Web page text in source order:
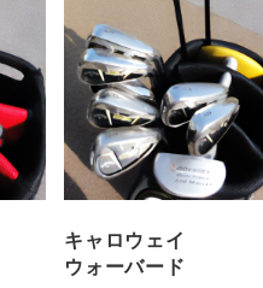
キャロウェイ
ウォーバード